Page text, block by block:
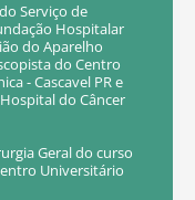
Serviço de
Hospitalar
do Aparelho
do Centro
- Cascavel PR e
do Câncer
Geral do curso
Universitário